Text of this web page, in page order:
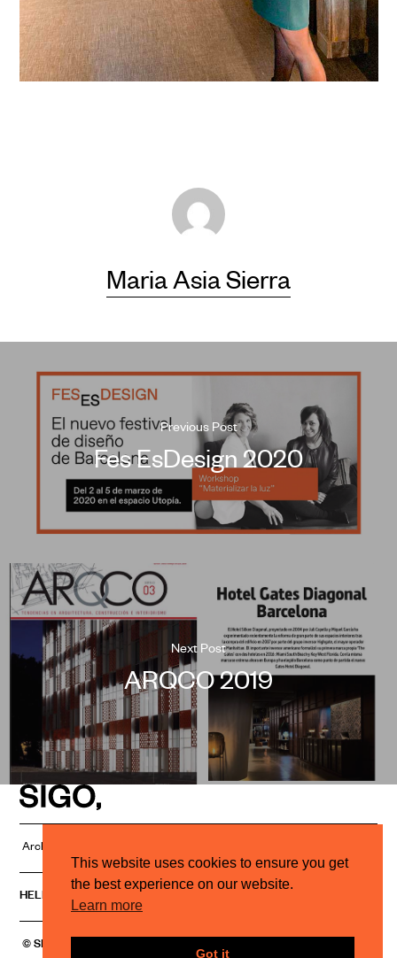
Maria Asia Sierra
Previous Post
Fes EsDesign 2020
Next Post
ARQCO 2019
Architectural Lighting Studio
HELLO@STUDIOSIGO.COM
© SIGO, 2023
This website uses cookies to ensure you get
the best experience on our website.
Learn more
Got it